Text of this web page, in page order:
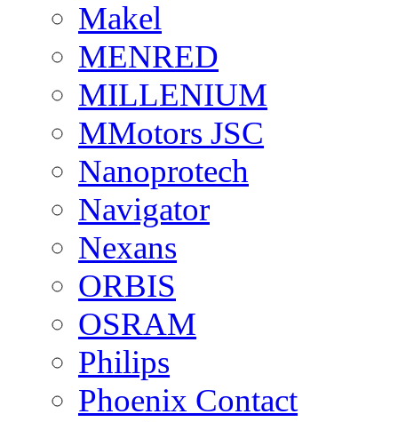
Makel
MENRED
MILLENIUM
MMotors JSC
Nanoprotech
Navigator
Nexans
ORBIS
OSRAM
Philips
Phoenix Contact